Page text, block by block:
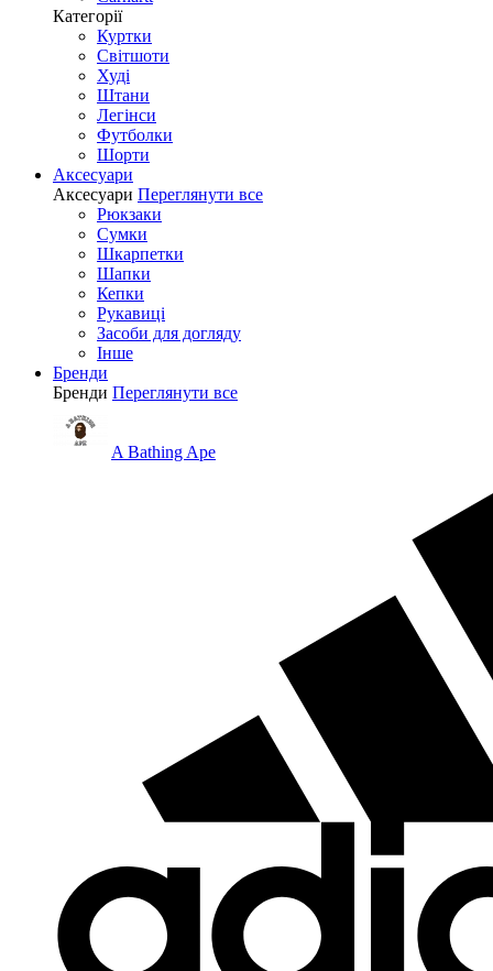
Категорії
Куртки
Світшоти
Худі
Штани
Легінси
Футболки
Шорти
Аксесуари
Аксесуари Переглянути все
Рюкзаки
Сумки
Шкарпетки
Шапки
Кепки
Рукавиці
Засоби для догляду
Інше
Бренди
Бренди Переглянути все
A Bathing Ape